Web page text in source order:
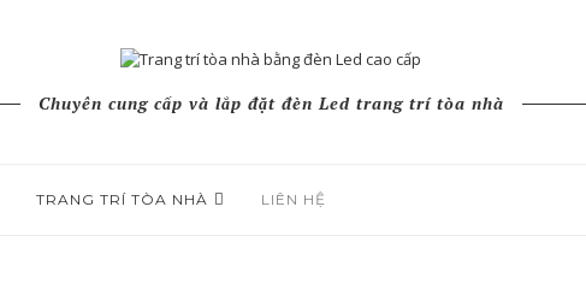
Chuyên cung cấp và lắp đặt đèn Led trang trí tòa nhà
TRANG TRÍ TÒA NHÀ LIÊN HỆ